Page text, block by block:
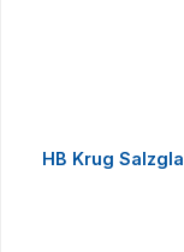
HB Krug